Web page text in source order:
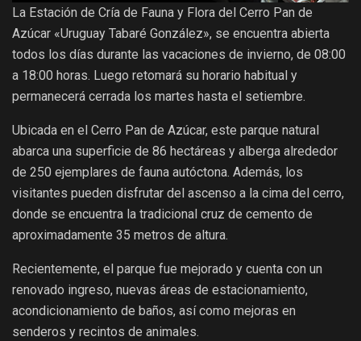
La Estación de Cría de Fauna y Flora del Cerro Pan de
Azúcar «Uruguay Tabaré González», se encuentra abierta
todos los días durante las vacaciones de invierno, de 08:00
a 18:00 horas. Luego retomará su horario habitual y
permanecerá cerrada los martes hasta el setiembre.
Ubicada en el Cerro Pan de Azúcar, este parque natural
abarca una superficie de 86 hectáreas y alberga alrededor
de 250 ejemplares de fauna autóctona. Además, los
visitantes pueden disfrutar del ascenso a la cima del cerro,
donde se encuentra la tradicional cruz de cemento de
aproximadamente 35 metros de altura.
Recientemente, el parque fue mejorado y cuenta con un
renovado ingreso, nuevas áreas de estacionamiento,
acondicionamiento de baños, así como mejoras en
senderos y recintos de animales.